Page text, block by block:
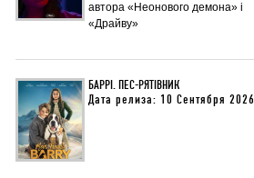
автора «Неонового демона» і
«Драйву»
БАРРІ. ПЕС-РЯТІВНИК
Дата релиза: 10 Сентября 2026